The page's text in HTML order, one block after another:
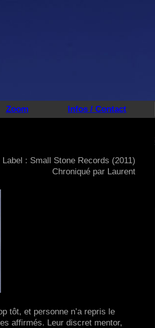
Zoom Infos / Contact
Label : Small Stone Records (2011)
Chroniqué par Laurent
tôt, et personne n’a repris le
affirmés. Leur discret mentor,